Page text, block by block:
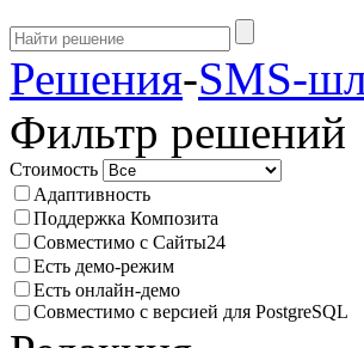
Решения-SMS-
Фильтр решений
Стоимость
Адаптивность
Поддержка Композита
Совместимо с Сайты24
Есть демо-режим
Есть онлайн-демо
Совместимо с версией для PostgreSQL